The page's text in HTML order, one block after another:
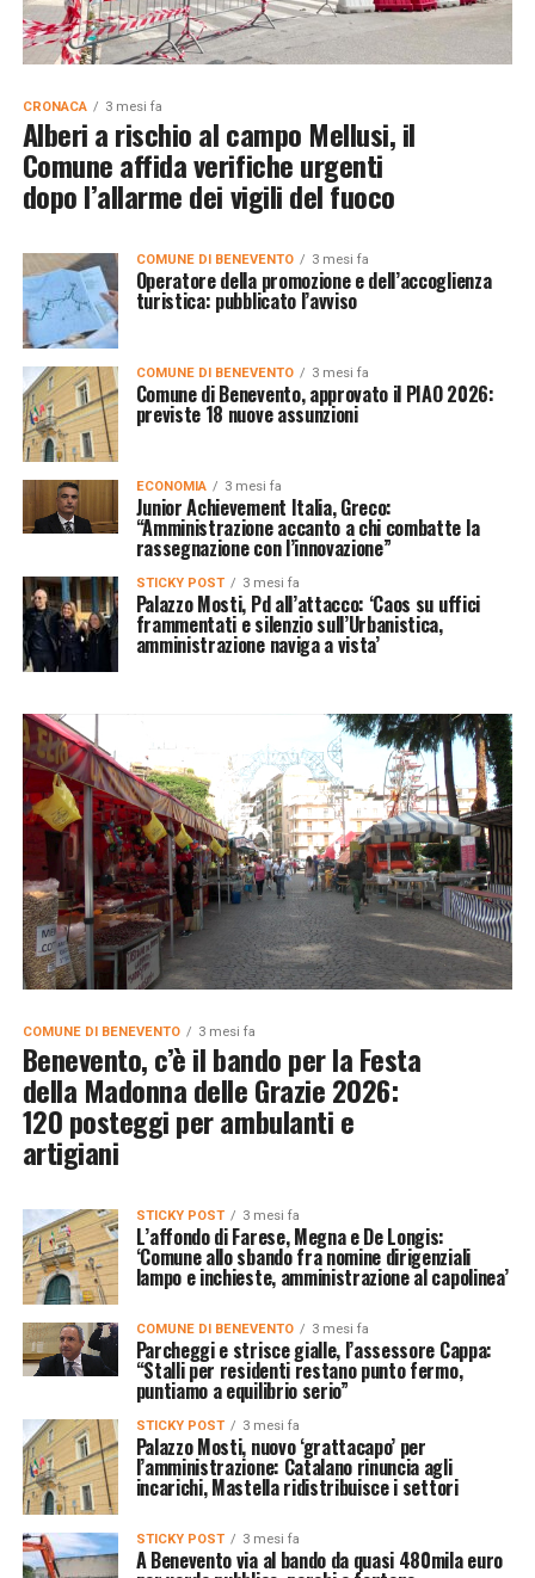
CRONACA 3 mesi fa
Alberi a rischio al campo Mellusi, il
Comune affida verifiche urgenti
dopo l’allarme dei vigili del fuoco
COMUNE DI BENEVENTO 3 mesi fa
Operatore della promozione e dell’accoglienza
turistica: pubblicato l’avviso
COMUNE DI BENEVENTO 3 mesi fa
Comune di Benevento, approvato il PIAO 2026:
previste 18 nuove assunzioni
ECONOMIA 3 mesi fa
Junior Achievement Italia, Greco:
“Amministrazione accanto a chi combatte la
rassegnazione con l’innovazione”
STICKY POST 3 mesi fa
Palazzo Mosti, Pd all’attacco: ‘Caos su uffici
frammentati e silenzio sull’Urbanistica,
amministrazione naviga a vista’
COMUNE DI BENEVENTO 3 mesi fa
Benevento, c’è il bando per la Festa
della Madonna delle Grazie 2026:
120 posteggi per ambulanti e
artigiani
STICKY POST 3 mesi fa
L’affondo di Farese, Megna e De Longis:
‘Comune allo sbando fra nomine dirigenziali
lampo e inchieste, amministrazione al capolinea’
COMUNE DI BENEVENTO 3 mesi fa
Parcheggi e strisce gialle, l’assessore Cappa:
“Stalli per residenti restano punto fermo,
puntiamo a equilibrio serio”
STICKY POST 3 mesi fa
Palazzo Mosti, nuovo ‘grattacapo’ per
l’amministrazione: Catalano rinuncia agli
incarichi, Mastella ridistribuisce i settori
STICKY POST 3 mesi fa
A Benevento via al bando da quasi 480mila euro